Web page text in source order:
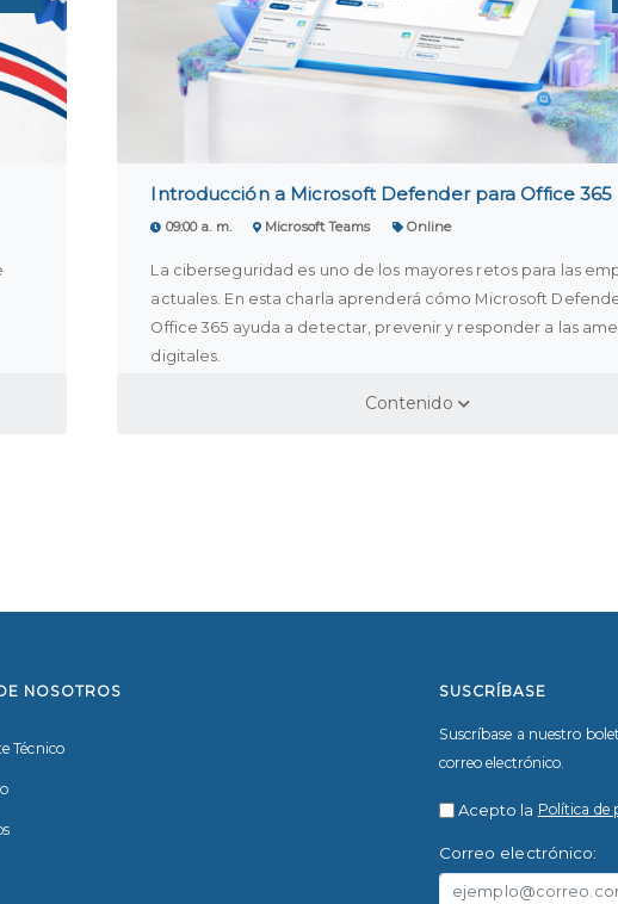
juntos
Introducción a Microsoft Defender para Office 365
09:00 a. m. Microsoft Teams Online
La ciberseguridad es uno de los mayores retos para las
actuales. En esta charla aprenderá cómo Microsoft
Office 365 ayuda a detectar, prevenir y responder a las
digitales.
Contenido Introducción a Microsoft
NOSOTROS
Técnico
SUSCRÍBASE
Suscríbase a nuestro
correo electrónico.
Acepto la Política de
Correo electrónico: